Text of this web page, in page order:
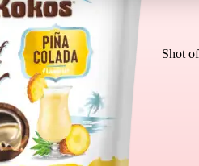
Shot